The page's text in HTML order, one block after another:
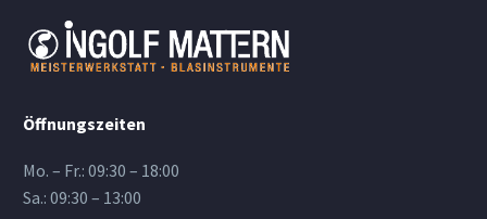
Öffnungszeiten
Mo. – Fr.: 09:30 – 18:00
Sa.: 09:30 – 13:00